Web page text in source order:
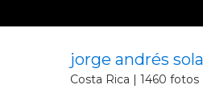
jorge andrés
Costa Rica | 1460 fotos